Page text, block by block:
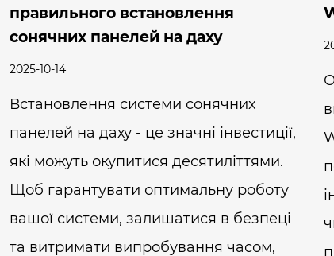
правильного встановлення
сонячних панелей на даху
2025-10-14
Встановлення системи сонячних
панелей на даху - це значні інвестиції,
які можуть окупитися десятиліттями.
Щоб гарантувати оптимальну роботу
вашої системи, залишатися в безпеці
та витримати випробування часом,